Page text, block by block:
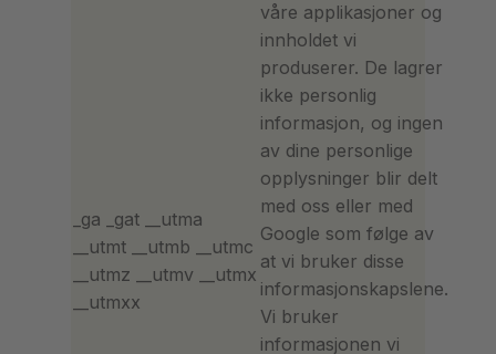
_ga _gat __utma
__utmt __utmb __utmc
__utmz __utmv __utmx
__utmxx
våre applikasjoner og
innholdet vi
produserer. De lagrer
ikke personlig
informasjon, og ingen
av dine personlige
opplysninger blir delt
med oss eller med
Google som følge av
at vi bruker disse
informasjonskapslene.
Vi bruker
informasjonen vi